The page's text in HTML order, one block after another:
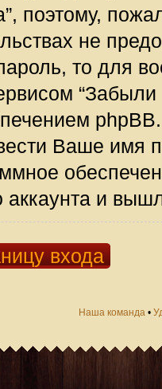
поэтому,
не
то для
Ваше имя
и
входа
Наша команда •